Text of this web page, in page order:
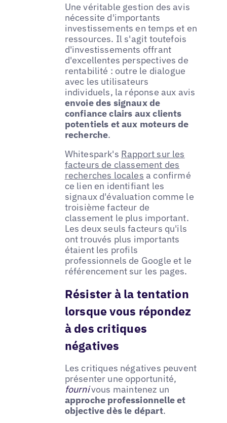
Une véritable gestion des avis
nécessite d'importants
investissements en temps et en
ressources. Il s'agit toutefois
d'investissements offrant
d'excellentes perspectives de
rentabilité : outre le dialogue
avec les utilisateurs
individuels, la réponse aux avis
envoie des signaux de
confiance clairs aux clients
potentiels et aux moteurs de
recherche.
Whitespark's Rapport sur les
facteurs de classement des
recherches locales a confirmé
ce lien en identifiant les
signaux d'évaluation comme le
troisième facteur de
classement le plus important.
Les deux seuls facteurs qu'ils
ont trouvés plus importants
étaient les profils
professionnels de Google et le
référencement sur les pages.
Résister à la tentation
lorsque vous répondez
à des critiques
négatives
Les critiques négatives peuvent
présenter une opportunité,
fournivous maintenez un
approche professionnelle et
objective dès le départ.